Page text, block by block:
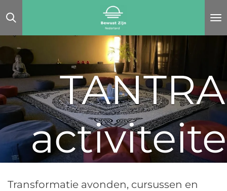
Ga
direct
naar
de
hoofdinhoud
TANTRA
Transformatie avonden, cursussen en